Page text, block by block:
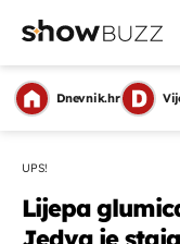
Dnevnik.hr
UPS!
Lijepa